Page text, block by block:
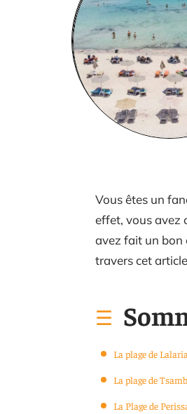
Vous êtes un
effet, vous avez
avez fait un bon
travers cet
La plage de
La plage de
La Plage de